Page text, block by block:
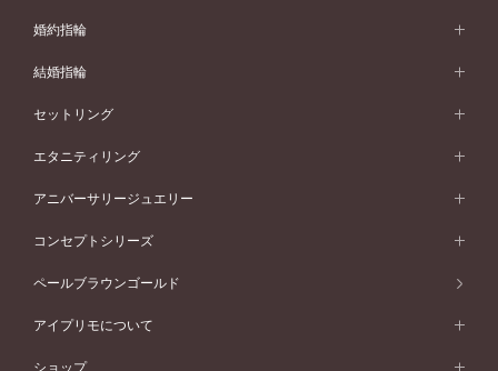
婚約指輪
婚約指輪 (エンゲージリング)
婚約指輪一覧
ピンクゴールド
ペールブラウンゴールド
ウェーブライン
V字ライン
ワンサイドメレ
ダブルサイドメレ
シンプル
フェミニン
モード
50万円台～
40万円台～
結婚指輪
結婚指輪 (マリッジリング)
結婚指輪一覧
ピンクゴールド
ペールブラウンゴールド
ウェーブライン
V字ライン
ワンメレ
セベラルメレ
シンプル
セットリング
セットリング
セットリング一覧
ピンクゴールド
ペールブラウンゴールド
エタニティリング
エタニティリング
エタニティリング一覧
アニバーサリージュエリー
アニバーサリージュエリー
アニバーサリージュエリー一覧
コンセプトシリーズ
コンセプトシリーズ
オリジンビリーフ
ペールブラウンゴールド
アイプリモについて
アイプリモについて
ショップ